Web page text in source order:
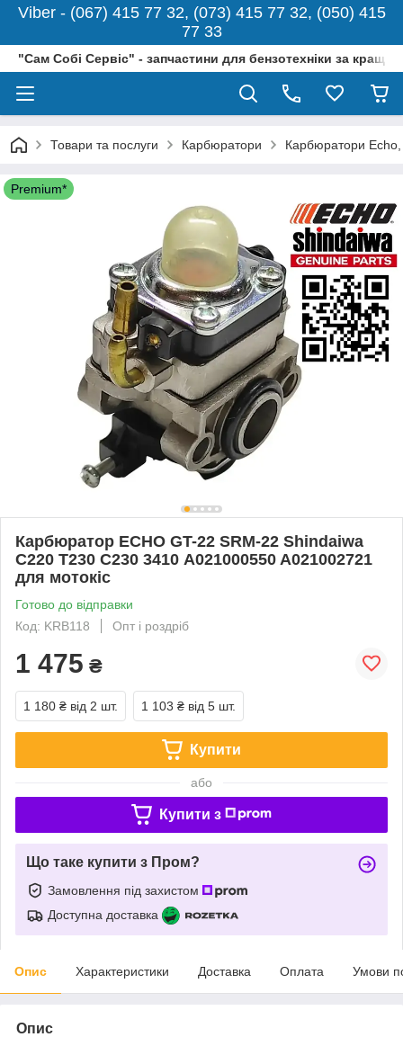
Viber - (067) 415 77 32, (073) 415 77 32, (050) 415
77 33
"Сам Собі Сервіс" - запчастини для бензотехніки за
Товари та послуги Карбюратори Карбюратори
Premium*
Карбюратор ECHO GT-22 SRM-22 Shindaiwa
С220 T230 С230 3410 A021000550 A021002721
для мотокіс
Готово до відправки
Код: KRB118
Опт і роздріб
1 475 ₴
1 180 ₴ від 2 шт. 1 103 ₴ від 5 шт.
Купити
або
Купити з
Що таке купити з Пром?
Замовлення під захистом
Доступна доставка
Опис Характеристики Доставка Оплата Умови
Опис